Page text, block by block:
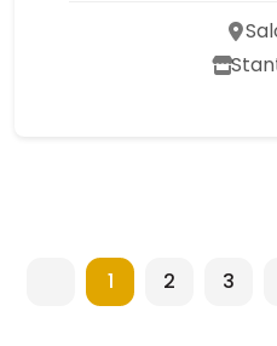
1 2 3